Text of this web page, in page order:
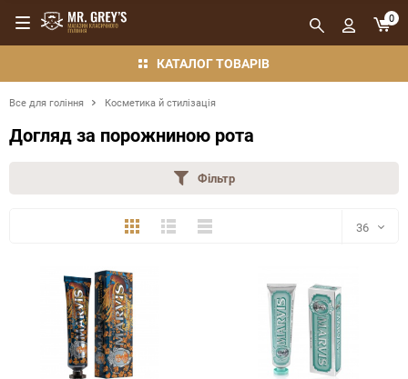
КАТАЛОГ ТОВАРІВ
0
Все для гоління Косметика й стилізація
Догляд за порожниною рота
Фільтр
ПлиткаДетальноКомпактно 36
48
72